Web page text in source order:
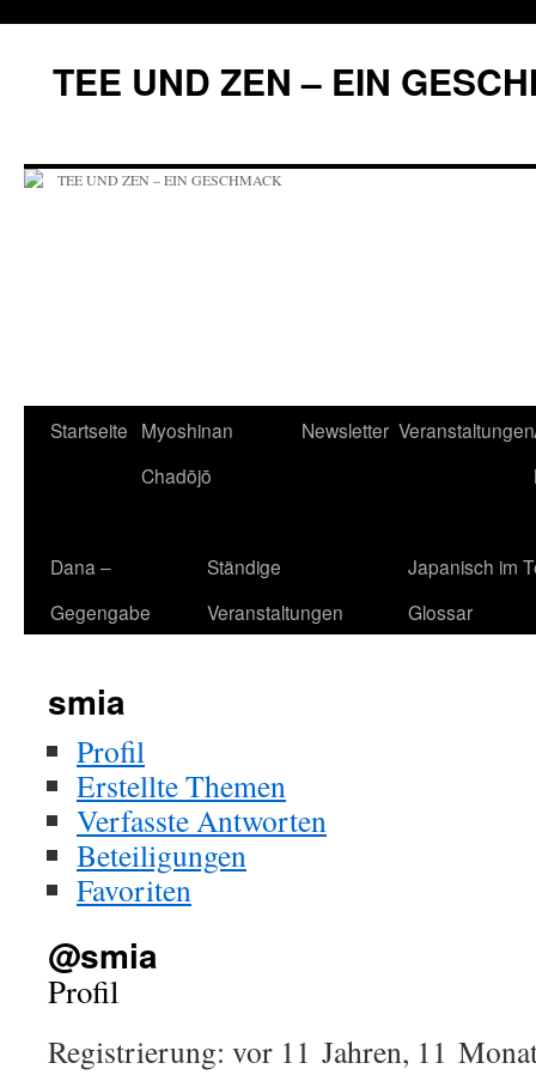
springen
TEE UND ZEN – EIN
Startseite Myoshinan
Chadōjō
Newsletter Veranstaltungen
Dana –
Gegengabe
Ständige
Veranstaltungen
Japanisch im
Glossar
smia
Profil
Erstellte Themen
Verfasste Antworten
Beteiligungen
Favoriten
@smia
Profil
Registrierung: vor 11 Jahren, 11